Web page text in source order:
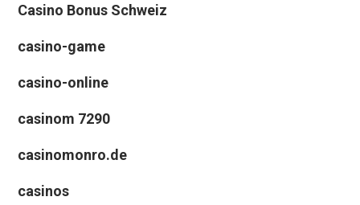
Casino Bonus Schweiz
casino-game
casino-online
casinom 7290
casinomonro.de
casinos